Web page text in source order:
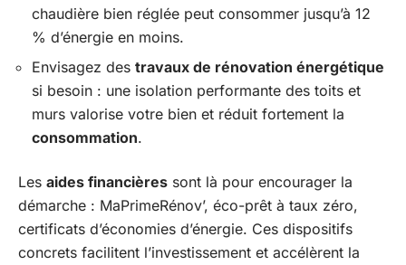
chaudière bien réglée peut consommer jusqu’à 12
% d’énergie en moins.
Envisagez des travaux de rénovation énergétique
si besoin : une isolation performante des toits et
murs valorise votre bien et réduit fortement la
consommation.
Les aides financières sont là pour encourager la
démarche : MaPrimeRénov’, éco-prêt à taux zéro,
certificats d’économies d’énergie. Ces dispositifs
concrets facilitent l’investissement et accélèrent la